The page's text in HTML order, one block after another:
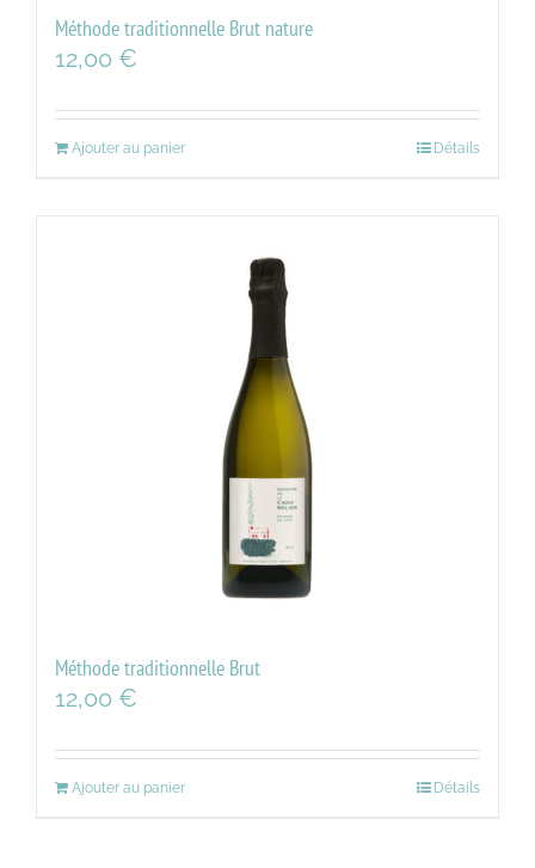
Méthode traditionnelle Brut nature
12,00 €
Ajouter au panier Détails
Méthode traditionnelle Brut
12,00 €
Ajouter au panier Détails